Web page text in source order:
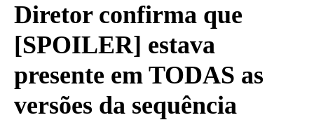
Diretor confirma que
[SPOILER] estava
presente em TODAS as
versões da sequência